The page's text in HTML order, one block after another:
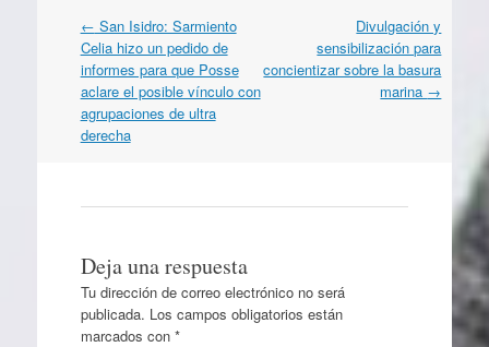
Navegación
por
artículos
← San Isidro: Sarmiento
Celia hizo un pedido de
informes para que Posse
aclare el posible vínculo con
agrupaciones de ultra
derecha
Divulgación y
sensibilización para
concientizar sobre la basura
marina →
Deja una respuesta
Tu dirección de correo electrónico no será
publicada. Los campos obligatorios están
marcados con *